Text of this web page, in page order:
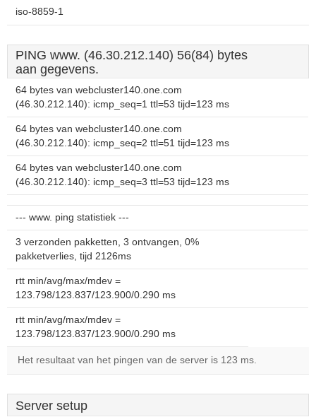
iso-8859-1
PING www. (46.30.212.140) 56(84) bytes
aan gegevens.
64 bytes van webcluster140.one.com
(46.30.212.140): icmp_seq=1 ttl=53 tijd=123 ms
64 bytes van webcluster140.one.com
(46.30.212.140): icmp_seq=2 ttl=51 tijd=123 ms
64 bytes van webcluster140.one.com
(46.30.212.140): icmp_seq=3 ttl=53 tijd=123 ms
--- www. ping statistiek ---
3 verzonden pakketten, 3 ontvangen, 0%
pakketverlies, tijd 2126ms
rtt min/avg/max/mdev =
123.798/123.837/123.900/0.290 ms
rtt min/avg/max/mdev =
123.798/123.837/123.900/0.290 ms
Het resultaat van het pingen van de server is 123 ms.
Server setup